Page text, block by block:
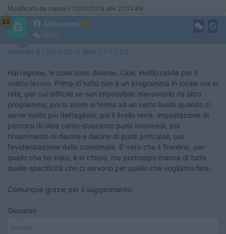
Modificato da marob il 12/03/2018 alle 21:33:49
22
Giovanni
13582
Inserito il 13/03/2018 alle: 07:45:52
Hai ragione, le cose sono diverse. Cioè, inutilizzabile per il
nostro lavoro. Prima di tutto non è un programma in locale ma in
rete, per cui difficile se non impossibile manovrarlo da altro
programma; poi lo zoom si ferma ad un certo livello quando ci
serve molto più dettagliato; poi il livello terra, impostazione di
percorsi di oltre cento-duecento punti intermedi, poi
l'inserimento di decine e decine di punti principali, poi
l'evidenziazione delle coordinate. E' vero che il Trentino, per
quello che ho visto, è in chiaro, ma purtroppo manca di tutte
quelle specificità che ci servono per quello che vogliamo fare.
Comunque grazie per il suggerimento.
Giovanni
Giovanni